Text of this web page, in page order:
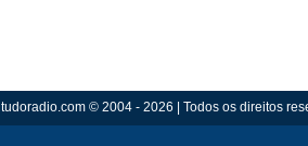
tudoradio.com © 2004 - 2026 | Todos os direitos